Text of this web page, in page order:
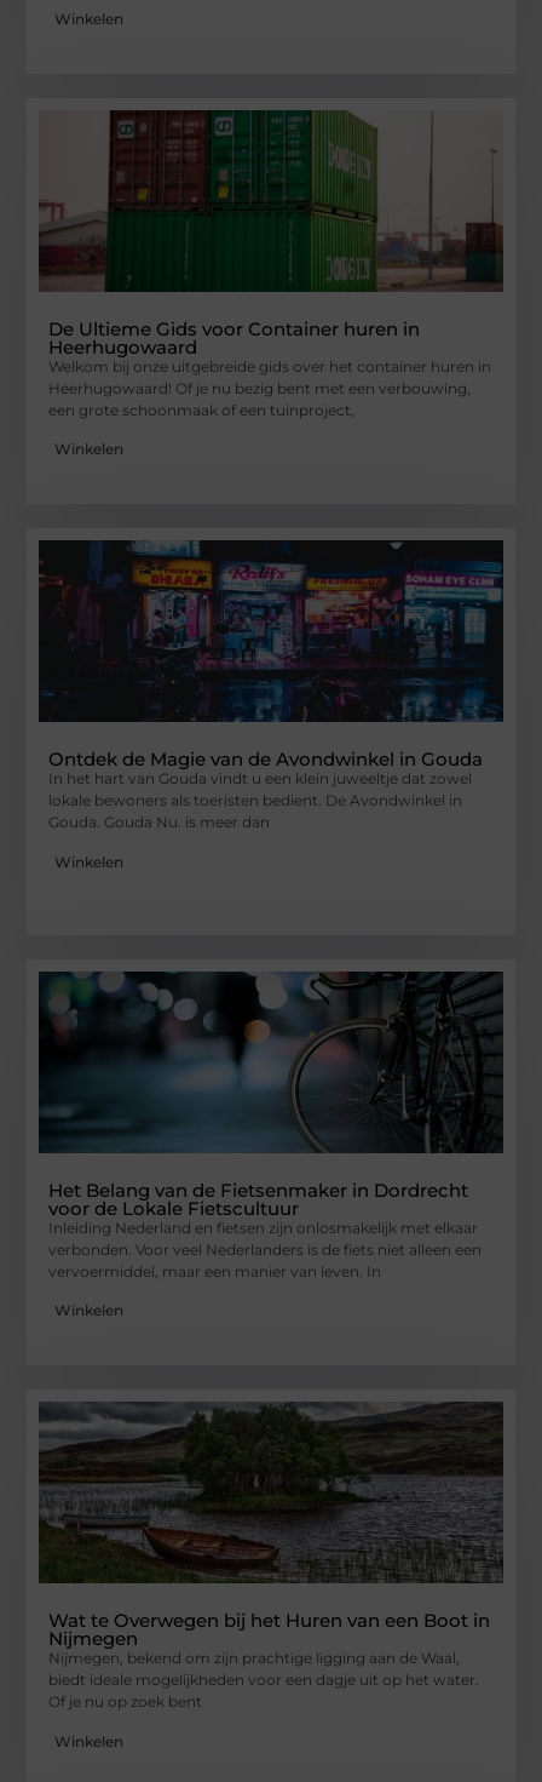
Winkelen
De Ultieme Gids voor Container huren in
Heerhugowaard
Welkom bij onze uitgebreide gids over het container huren in
Heerhugowaard! Of je nu bezig bent met een verbouwing,
een grote schoonmaak of een tuinproject,
Winkelen
Ontdek de Magie van de Avondwinkel in Gouda
In het hart van Gouda vindt u een klein juweeltje dat zowel
lokale bewoners als toeristen bedient. De Avondwinkel in
Gouda. Gouda Nu. is meer dan
Winkelen
Het Belang van de Fietsenmaker in Dordrecht
voor de Lokale Fietscultuur
Inleiding Nederland en fietsen zijn onlosmakelijk met elkaar
verbonden. Voor veel Nederlanders is de fiets niet alleen een
vervoermiddel, maar een manier van leven. In
Winkelen
Wat te Overwegen bij het Huren van een Boot in
Nijmegen
Nijmegen, bekend om zijn prachtige ligging aan de Waal,
biedt ideale mogelijkheden voor een dagje uit op het water.
Of je nu op zoek bent
Winkelen